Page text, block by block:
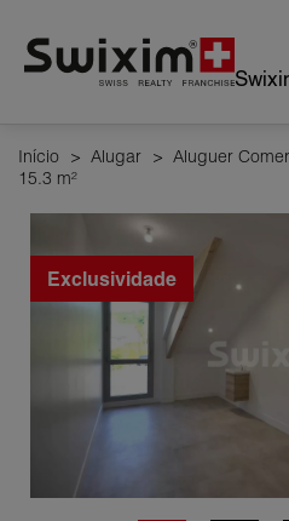
Início > Alugar > Aluguer
15.3 m²
Exclusividade